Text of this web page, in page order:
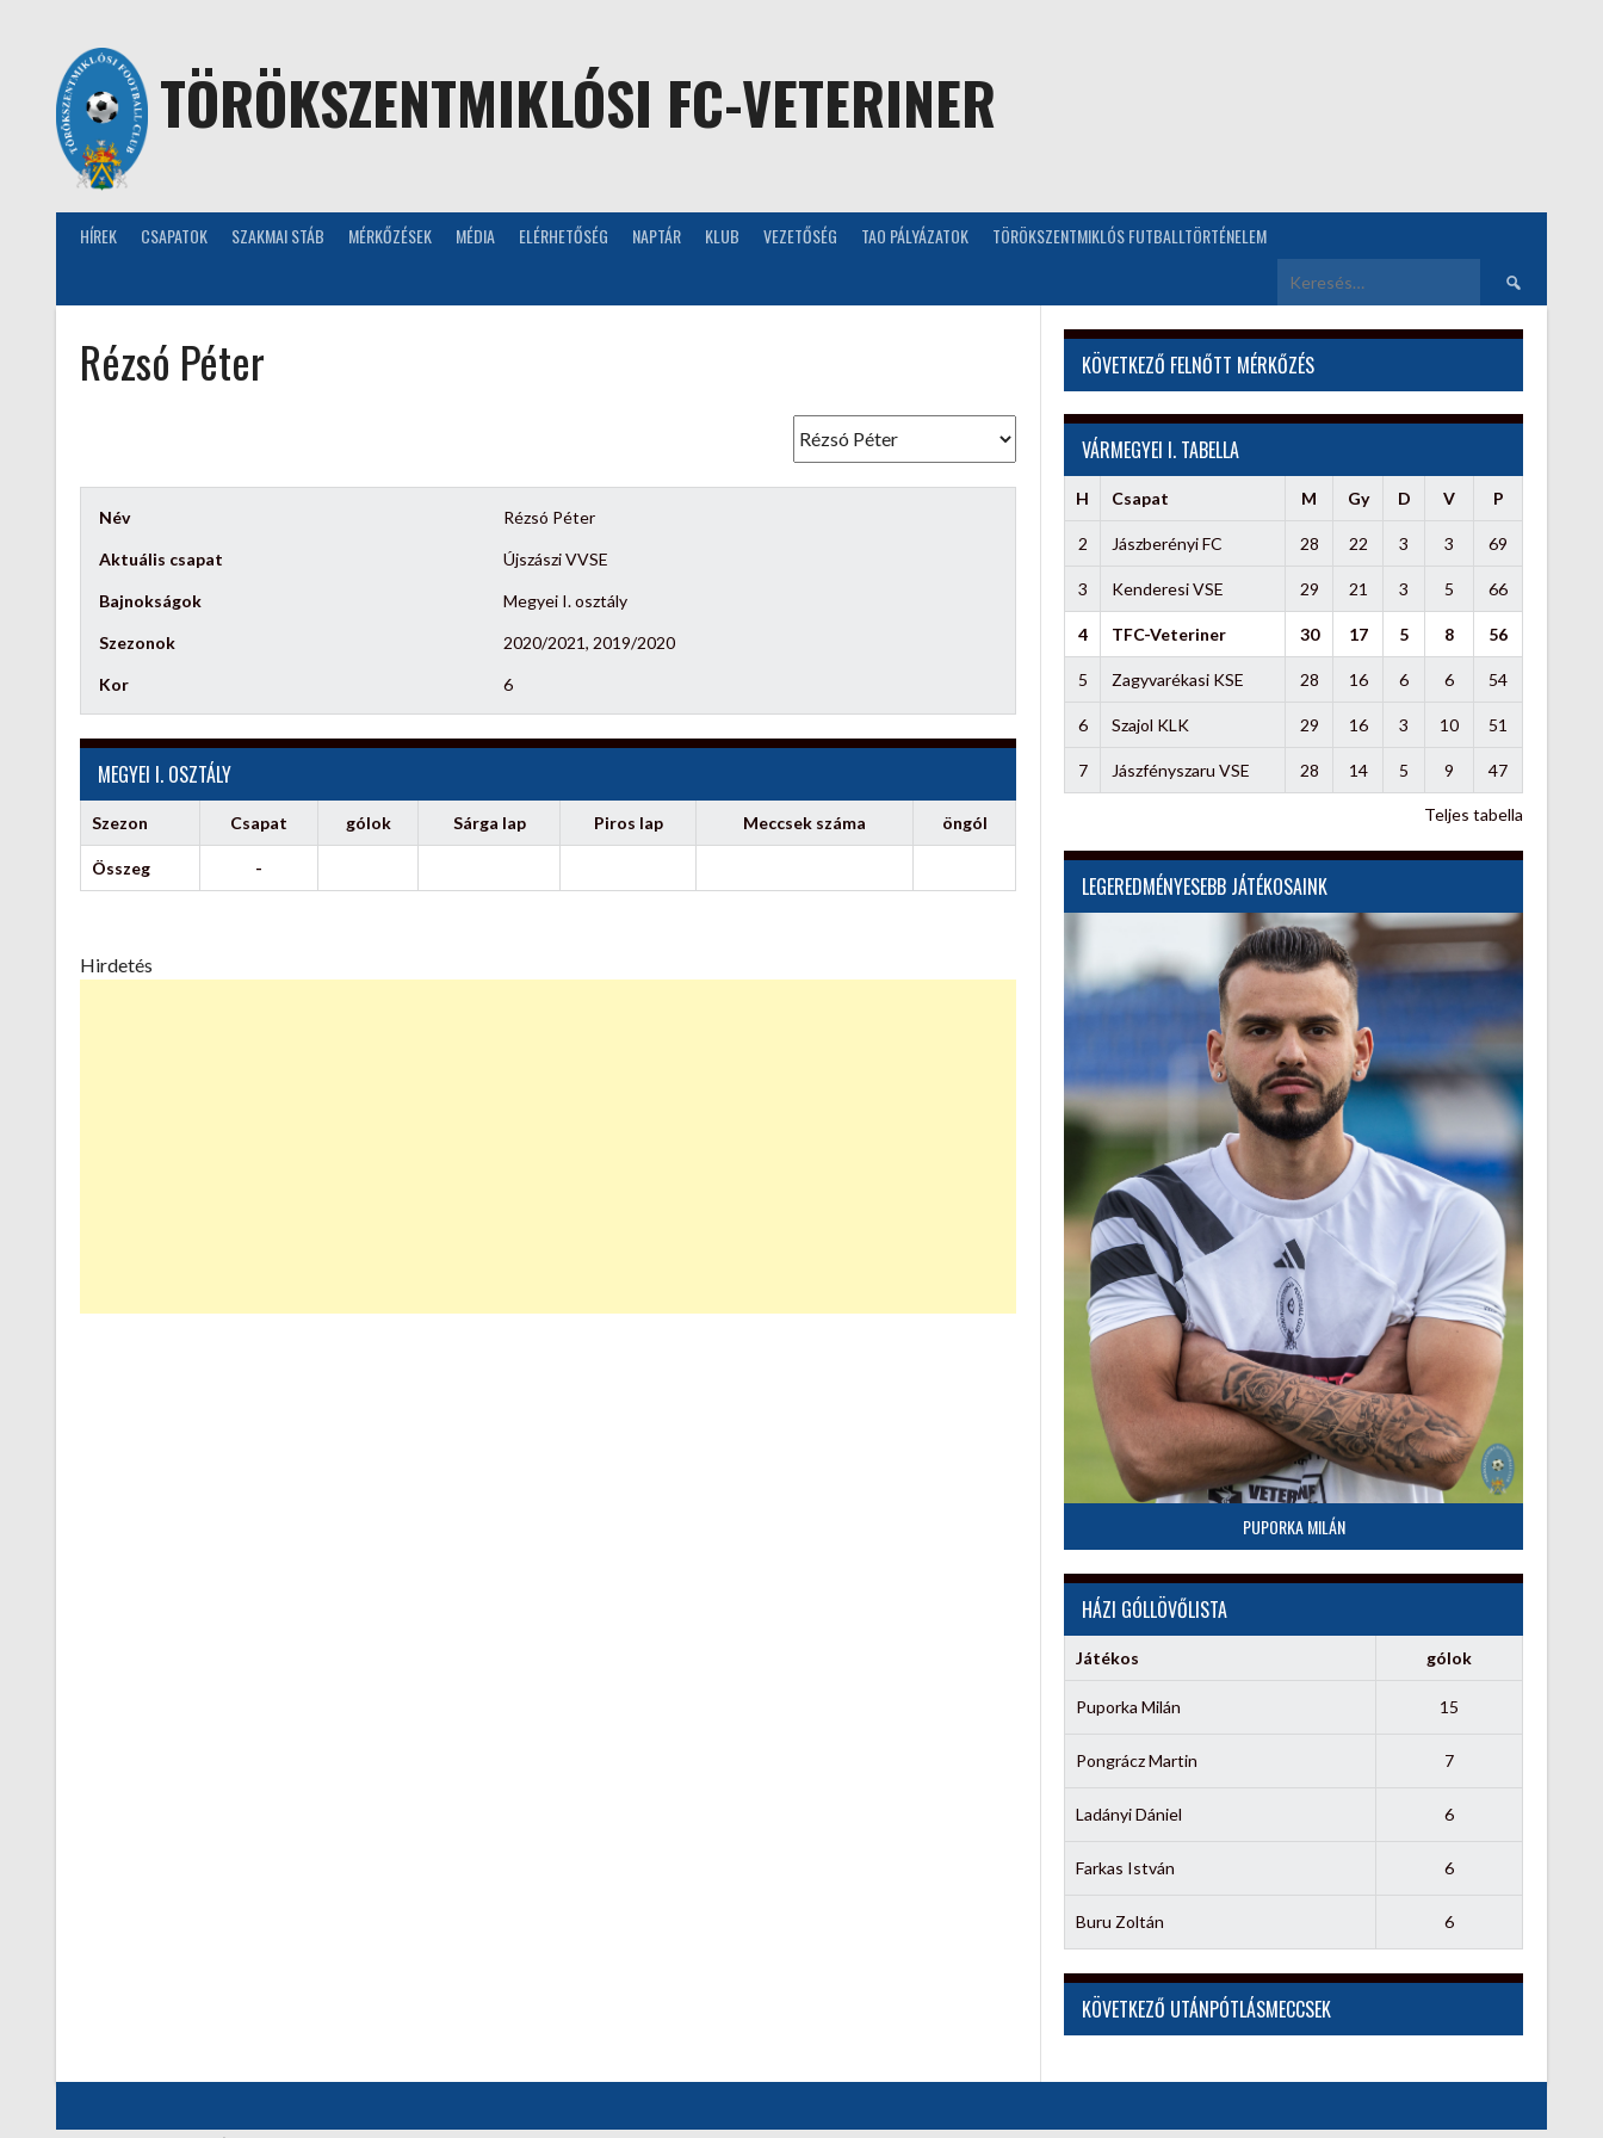
TÖRÖKSZENTMIKLÓSI FC-VETERINER
HÍREK CSAPATOK SZAKMAI STÁB MÉRKŐZÉSEK MÉDIA ELÉRHETŐSÉG NAPTÁR KLUB VEZETŐSÉG TAO PÁLYÁZATOK TÖRÖKSZENTMIKLÓS FUTBALLTÖRTÉNELEM
Keresés:
Rézsó Péter
Név Rézsó Péter
Aktuális csapat Újszászi VVSE
Bajnokságok Megyei I. osztály
Szezonok 2020/2021, 2019/2020
Kor 6
MEGYEI I. OSZTÁLY
Szezon Csapat gólok Sárga lap Piros lap Meccsek száma öngól
Összeg -
Hirdetés
KÖVETKEZŐ FELNŐTT MÉRKŐZÉS
VÁRMEGYEI I. TABELLA
H Csapat M Gy D V P
2 Jászberényi FC 28 22 3 3 69
3 Kenderesi VSE 29 21 3 5 66
4 TFC-Veteriner 30 17 5 8 56
5 Zagyvarékasi KSE 28 16 6 6 54
6 Szajol KLK 29 16 3 10 51
7 Jászfényszaru VSE 28 14 5 9 47
Teljes tabella
LEGEREDMÉNYESEBB JÁTÉKOSAINK
PUPORKA MILÁN
HÁZI GÓLLÖVŐLISTA
Játékos gólok
Puporka Milán 15
Pongrácz Martin 7
Ladányi Dániel 6
Farkas István 6
Buru Zoltán 6
KÖVETKEZŐ UTÁNPÓTLÁSMECCSEK